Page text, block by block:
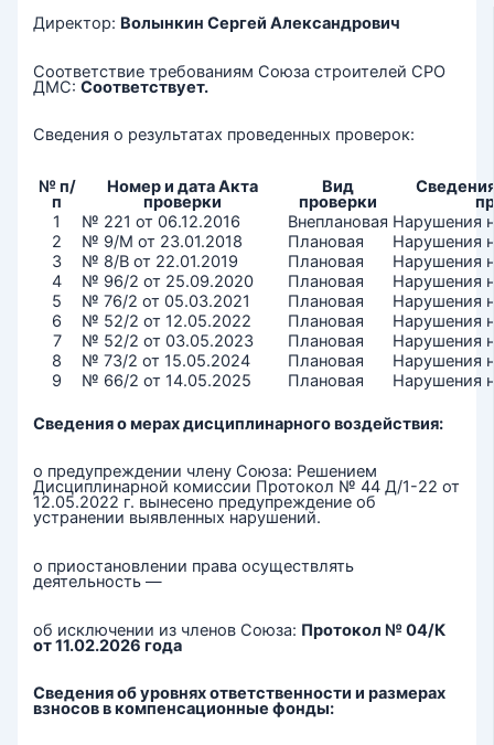
Директор: Волынкин Сергей Александрович
Соответствие требованиям Союза строителей СРО
ДМС:Соответствует.
Сведения о результатах проведенных проверок:
№ п/
п
Номер и дата Акта
проверки
Вид
проверки
1
№ 221 от 06.12.2016 Внеплановая Нарушения
2
№ 9/М от 23.01.2018 Плановая
Нарушения
3
№ 8/В от 22.01.2019 Плановая
Нарушения
4
№ 96/2 от 25.09.2020 Плановая
Нарушения
5
№ 76/2 от 05.03.2021 Плановая
Нарушения
6
№ 52/2 от 12.05.2022 Плановая
Нарушения
7
№ 52/2 от 03.05.2023 Плановая
Нарушения
8
№ 73/2 от 15.05.2024 Плановая
Нарушения
9
№ 66/2 от 14.05.2025 Плановая Нарушения
Сведения о мерах дисциплинарного воздействия:
о предупреждении члену Союза: Решением
Дисциплинарной комиссии Протокол № 44 Д/1-22 от
12.05.2022 г. вынесено предупреждение об
устранении выявленных нарушений.
о приостановлении права осуществлять
деятельность —
об исключении из членов Союза: Протокол № 04/К
от 11.02.2026 года
Сведения об уровнях ответственности и размерах
взносов в компенсационные фонды: